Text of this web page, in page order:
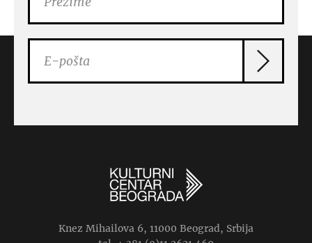
Knez Mihailova 6, 11000 Beograd, Srbija